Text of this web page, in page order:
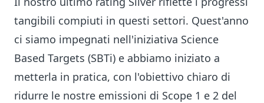
tangibili compiuti in questi settori. Quest'anno
ci siamo impegnati nell'iniziativa Science
Based Targets (SBTi) e abbiamo iniziato a
metterla in pratica, con l'obiettivo chiaro di
ridurre le nostre emissioni di Scope 1 e 2 del